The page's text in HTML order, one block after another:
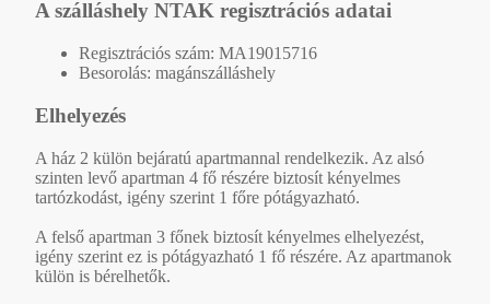
A szálláshely NTAK regisztrációs adatai
Regisztrációs szám: MA19015716
Besorolás: magánszálláshely
Elhelyezés
A ház 2 külön bejáratú apartmannal rendelkezik. Az alsó
szinten levő apartman 4 fő részére biztosít kényelmes
tartózkodást, igény szerint 1 főre pótágyazható.
A felső apartman 3 főnek biztosít kényelmes elhelyezést,
igény szerint ez is pótágyazható 1 fő részére. Az apartmanok
külön is bérelhetők.